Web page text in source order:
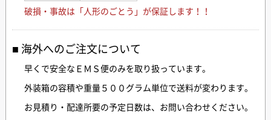
破損・事故は「人形のごとう」が保証します！！
海外へのご注文について
早くで安全なＥＭＳ便のみを取り扱っています。
外装箱の容積や重量５００グラム単位で送料が変わります。
お見積り・配達所要の予定日数は、お問い合わせください。